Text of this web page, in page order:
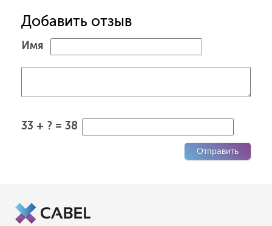
Добавить отзыв
Имя
33 + ? = 38